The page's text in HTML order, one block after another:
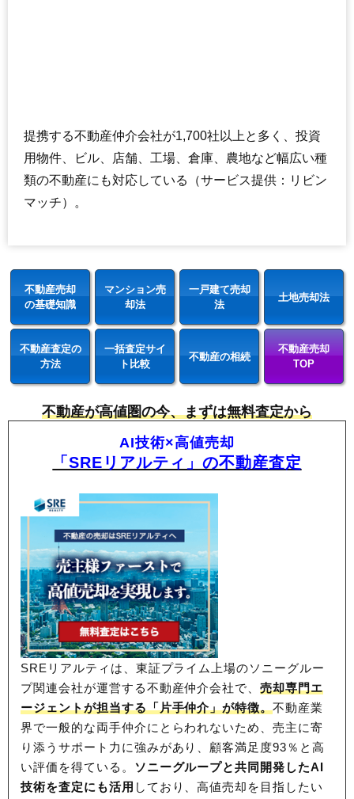
提携する不動産仲介会社が1,700社以上と多く、投資
用物件、ビル、店舗、工場、倉庫、農地など幅広い種
類の不動産にも対応している（サービス提供：リビン
マッチ）。
不動産売却
の基礎知識
マンション売
却法
一戸建て売却
法
土地売却法
不動産査定の
方法
一括査定サイ
ト比較
不動産の相続
不動産売却
TOP
不動産が高値圏の今、まずは無料査定から
AI技術×高値売却
「SREリアルティ」の不動産査定
SREリアルティは、東証プライム上場のソニーグルー
プ関連会社が運営する不動産仲介会社で、売却専門エ
ージェントが担当する「片手仲介」が特徴。不動産業
界で一般的な両手仲介にとらわれないため、売主に寄
り添うサポート力に強みがあり、顧客満足度93％と高
い評価を得ている。 ソニーグループと共同開発したAI
技術を査定にも活用 しており、高値売却を目指したい